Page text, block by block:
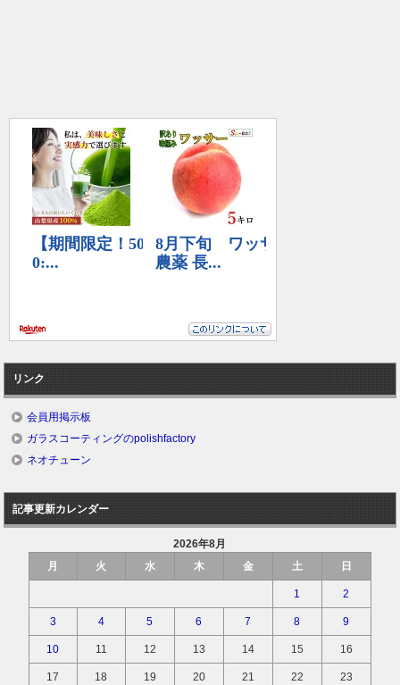
リンク
会員用掲示板
ガラスコーティングのpolishfactory
ネオチューン
記事更新カレンダー
2026年8月
月
火 水 木 金 土 日
1 2
3 4 5 6 7 8 9
10 11 12 13 14 15 16
17 18 19 20 21 22 23